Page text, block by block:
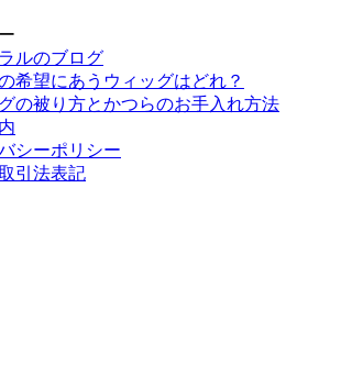
ルのブログ
希望にあうウィッグはどれ？
の被り方とかつらのお手入れ方法
シーポリシー
引法表記